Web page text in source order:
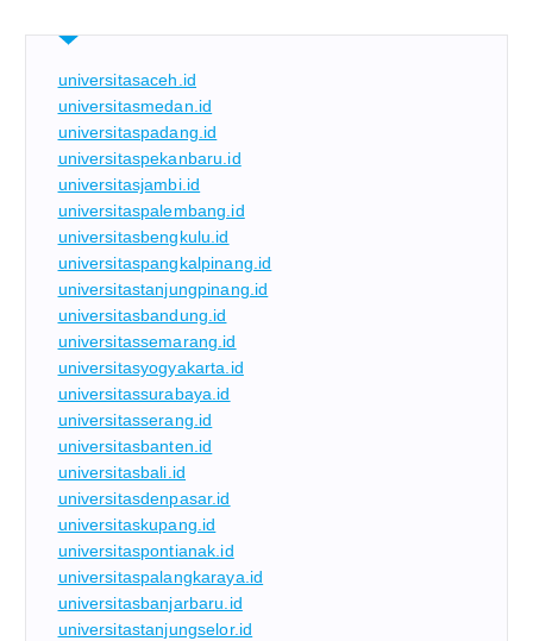
universitasaceh.id
universitasmedan.id
universitaspadang.id
universitaspekanbaru.id
universitasjambi.id
universitaspalembang.id
universitasbengkulu.id
universitaspangkalpinang.id
universitastanjungpinang.id
universitasbandung.id
universitassemarang.id
universitasyogyakarta.id
universitassurabaya.id
universitasserang.id
universitasbanten.id
universitasbali.id
universitasdenpasar.id
universitaskupang.id
universitaspontianak.id
universitaspalangkaraya.id
universitasbanjarbaru.id
universitastanjungselor.id